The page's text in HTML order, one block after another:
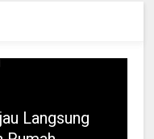
Langsung